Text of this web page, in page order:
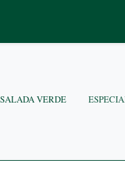
SALADA VERDE